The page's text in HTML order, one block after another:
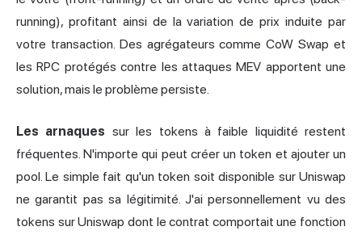
running), profitant ainsi de la variation de prix induite par
votre transaction. Des agrégateurs comme CoW Swap et
les RPC protégés contre les attaques MEV apportent une
solution, mais le problème persiste.
Les arnaques sur les tokens à faible liquidité restent
fréquentes. N'importe qui peut créer un token et ajouter un
pool. Le simple fait qu'un token soit disponible sur Uniswap
ne garantit pas sa légitimité. J'ai personnellement vu des
tokens sur Uniswap dont le contrat comportait une fonction